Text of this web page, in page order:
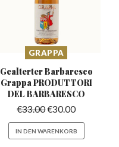
GRAPPA
Gealterter Barbaresco
Grappa PRODUTTORI
DEL BARBARESCO
€33.00€30.00
IN DEN WARENKORB